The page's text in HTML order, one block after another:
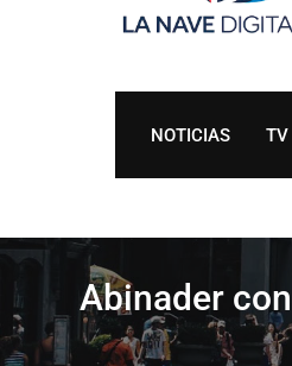
NOTICIAS TV
Abinader